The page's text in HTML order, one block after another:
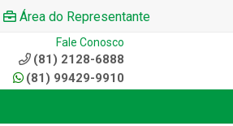
Área do Representante
Fale Conosco
(81) 2128-6888
(81) 99429-9910